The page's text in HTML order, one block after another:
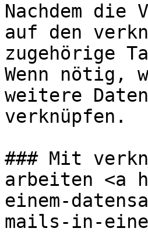
Nachdem
auf den
zugehörige
Wenn nötig,
weitere
verknüpfen.
### Mit
arbeiten <a
einem-
mails-in-